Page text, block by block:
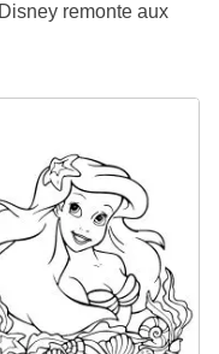
remonte aux